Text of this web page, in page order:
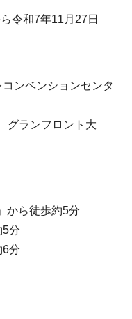
令和7年11月27日
ンベンションセンタ
グランフロント大
から徒歩約5分
5分
6分